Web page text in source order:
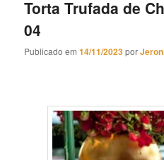
Torta Trufada de
04
Publicado em14/11/2023por